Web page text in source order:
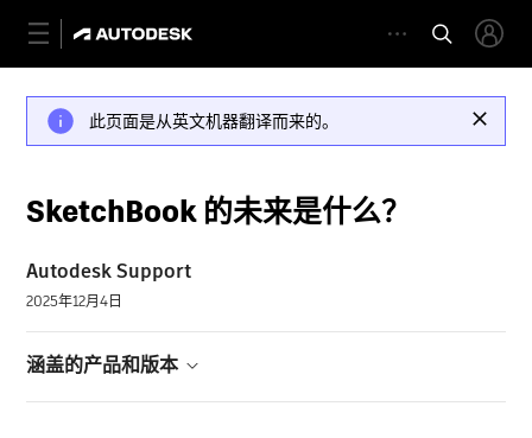
此页面是从英文机器翻译而来的。
SketchBook 的未来是什么？
Autodesk Support
2025年12月4日
涵盖的产品和版本